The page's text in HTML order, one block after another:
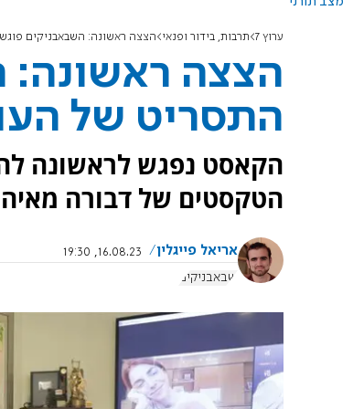
ערוץ 7 תרבות, בידור ופנאי הצצה ראשונה: השבאבניקים
הצצה ראשונה:
התסריט של
הקאסט נפגש לראשונה
הטקסטים של דבורה מאיה
אריאל פייגלין
16.08.23, 19:30
שבאבניקים